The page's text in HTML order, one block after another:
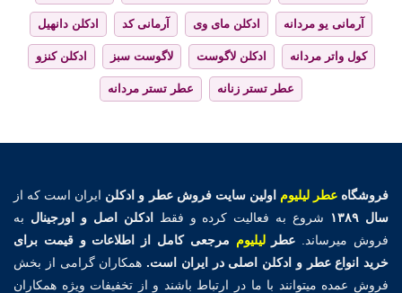
آرمانی یو مردانه ادکلن مای وی آرمانی کد ادکلن دانهیل
کول واتر مردانه ادکلن لاگوست لاگوست سبز ادکلن کنزو
عطر تستر زنانه عطر تستر مردانه
فروشگاهعطر لیلیوم اولین سایت فروش عطر و ادکلن ایران است که از
سال ۱۳۸۹
شروع به فعالیت کرده و فقط ادکلن اصل و اورجینال به
فروش میرساند. عطرلیلیوم مرجعی کامل از اطلاعات و قیمت برای
خرید انواع عطر و ادکلن اصلی در ایران است. همکاران گرامی از بخش
فروش عمده میتوانند با ما در ارتباط باشند و از تخفیفات ویژه همکاران